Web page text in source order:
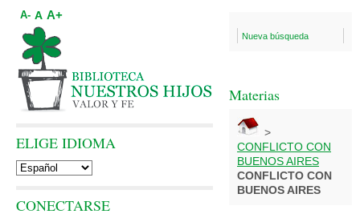
Nueva búsqueda
Materias
>
CONFLICTO CON
BUENOS AIRES
CONFLICTO CON
BUENOS AIRES
A- A A+
ELIGE IDIOMA
CONECTARSE